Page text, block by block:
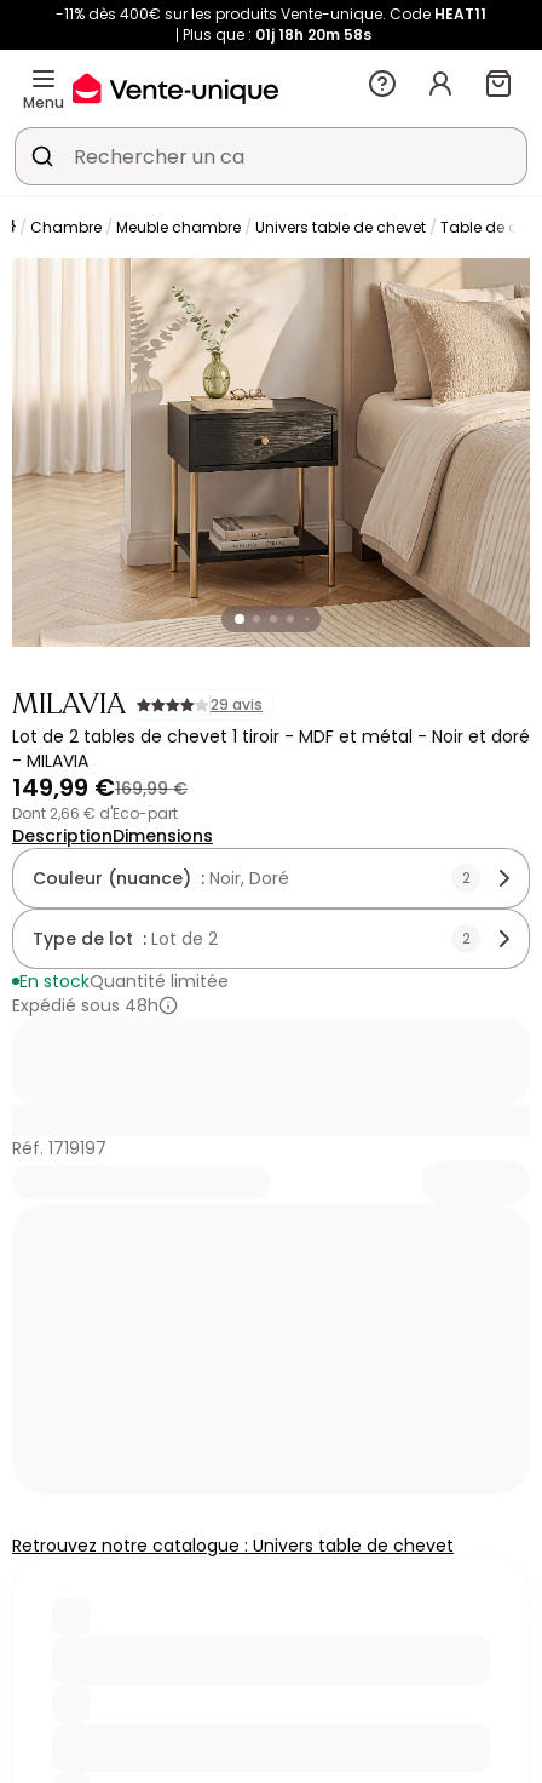
-11% dès 400€ sur les produits Vente-unique. Code HEAT11
Plus que : 01j 18h 20m 56s
Menu
Chambre Meuble chambre Univers table de chevet Table de
MILAVIA 29 avis
Lot de 2 tables de chevet 1 tiroir - MDF et métal - Noir et doré
- MILAVIA
149,99 €169,99 €
dont 2,66 € d'Eco-part
DescriptionDimensions
Couleur (nuance) : Noir, Doré 2
Type de lot : Lot de 2 2
En stockQuantité limitée
Expédié sous 48h
Réf. 1719197
Retrouvez notre catalogue : Univers table de chevet